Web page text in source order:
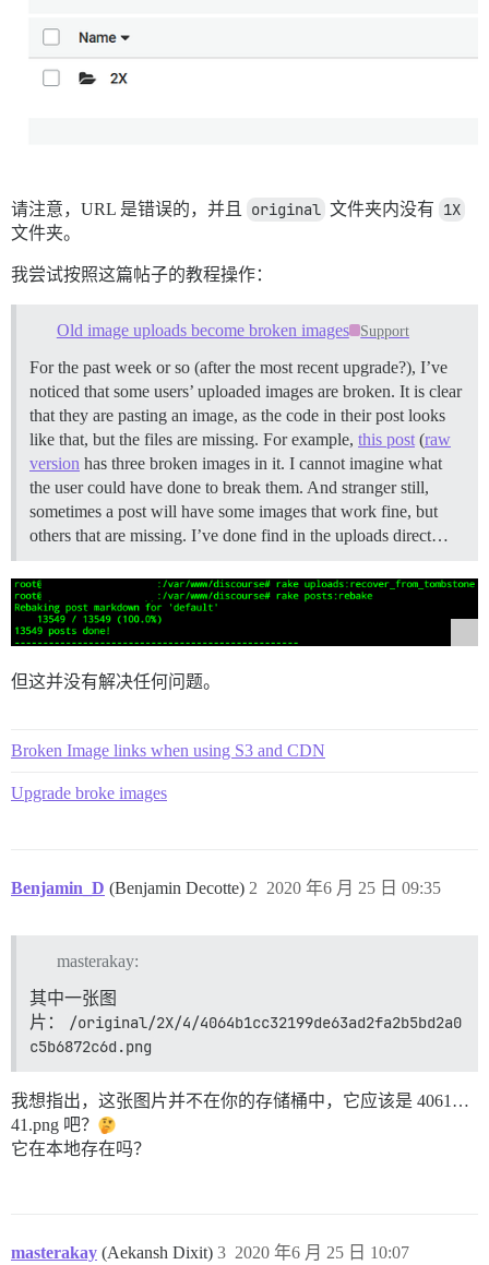
请注意，URL 是错误的，并且 original 文件夹内没有 1X
文件夹。
我尝试按照这篇帖子的教程操作：
Old image uploads become broken images Support
For the past week or so (after the most recent upgrade?), I’ve
noticed that some users’ uploaded images are broken. It is clear
that they are pasting an image, as the code in their post looks
like that, but the files are missing. For example, this post (raw
version has three broken images in it. I cannot imagine what
the user could have done to break them. And stranger still,
sometimes a post will have some images that work fine, but
others that are missing. I’ve done find in the uploads direct…
但这并没有解决任何问题。
Broken Image links when using S3 and CDN
Upgrade broke images
Benjamin_D (Benjamin Decotte) 2020 年6 月 25 日 09:35
2
masterakay:
其中一张图
片：
/original/2X/4/4064b1cc32199de63ad2fa2b5bd2a0
c5b6872c6d.png
我想指出，这张图片并不在你的存储桶中，它应该是 4061…
41.png 吧？
它在本地存在吗？
masterakay (Aekansh Dixit) 2020 年6 月 25 日 10:07
3